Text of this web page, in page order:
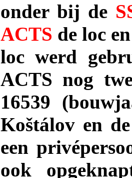
onder bij de
ACTS de loc
loc werd
ACTS nog
16539
Koštálov en
een
ook